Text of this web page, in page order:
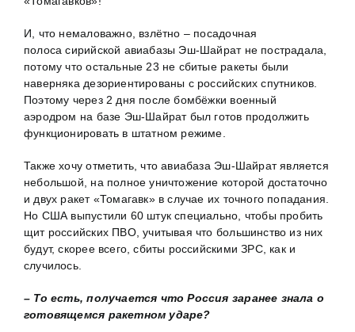
И, что немаловажно, взлётно – посадочная
полоса сирийской авиабазы Эш-Шайрат не пострадала,
потому что остальные 23 не сбитые ракеты были
наверняка дезориентированы с российских спутников.
Поэтому через 2 дня после бомбёжки военный
аэродром на базе Эш-Шайрат был готов продолжить
функционировать в штатном режиме.
Также хочу отметить, что авиабаза Эш-Шайрат является
небольшой, на полное уничтожение которой достаточно
и двух ракет «Томагавк» в случае их точного попадания.
Но США выпустили 60 штук специально, чтобы пробить
щит российских ПВО, учитывая что большинство из них
будут, скорее всего, сбиты российскими ЗРС, как и
случилось.
– То есть, получается что Россия заранее знала о
готовящемся ракетном ударе?